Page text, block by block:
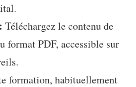
Téléchargez le contenu de
format PDF, accessible sur
formation, habituellement